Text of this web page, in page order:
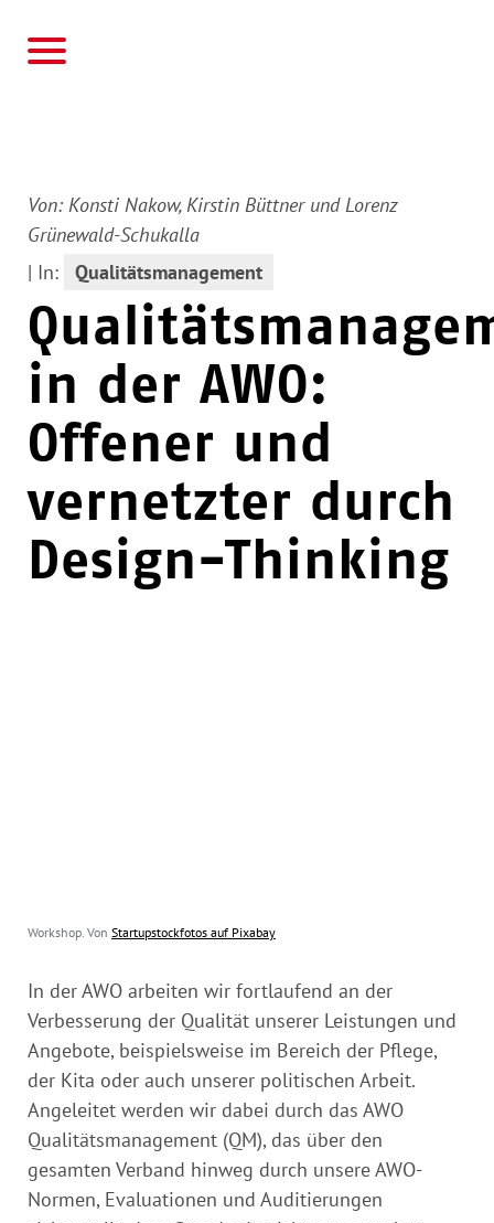
Von: Konsti Nakow, Kirstin Büttner und Lorenz
Grünewald-Schukalla
| In: Qualitätsmanagement
in der AWO:
Offener und
vernetzter durch
Design-Thinking
Workshop. Von Startupstockfotos auf Pixabay
In der AWO arbeiten wir fortlaufend an der
Verbesserung der Qualität unserer Leistungen und
Angebote, beispielsweise im Bereich der Pflege,
der Kita oder auch unserer politischen Arbeit.
Angeleitet werden wir dabei durch das AWO
Qualitätsmanagement (QM), das über den
gesamten Verband hinweg durch unsere AWO-
Normen, Evaluationen und Auditierungen